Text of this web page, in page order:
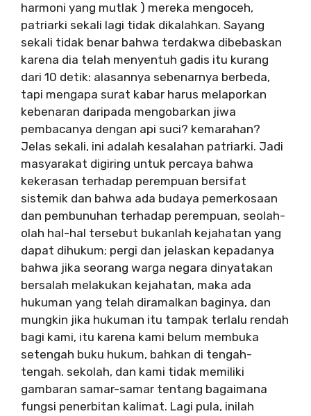
harmoni yang mutlak ) mereka mengoceh,
patriarki sekali lagi tidak dikalahkan. Sayang
sekali tidak benar bahwa terdakwa dibebaskan
karena dia telah menyentuh gadis itu kurang
dari 10 detik: alasannya sebenarnya berbeda,
tapi mengapa surat kabar harus melaporkan
kebenaran daripada mengobarkan jiwa
pembacanya dengan api suci? kemarahan?
Jelas sekali, ini adalah kesalahan patriarki. Jadi
masyarakat digiring untuk percaya bahwa
kekerasan terhadap perempuan bersifat
sistemik dan bahwa ada budaya pemerkosaan
dan pembunuhan terhadap perempuan, seolah-
olah hal-hal tersebut bukanlah kejahatan yang
dapat dihukum; pergi dan jelaskan kepadanya
bahwa jika seorang warga negara dinyatakan
bersalah melakukan kejahatan, maka ada
hukuman yang telah diramalkan baginya, dan
mungkin jika hukuman itu tampak terlalu rendah
bagi kami, itu karena kami belum membuka
setengah buku hukum, bahkan di tengah-
tengah. sekolah, dan kami tidak memiliki
gambaran samar-samar tentang bagaimana
fungsi penerbitan kalimat. Lagi pula, inilah